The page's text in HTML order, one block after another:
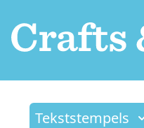
Tekststempels